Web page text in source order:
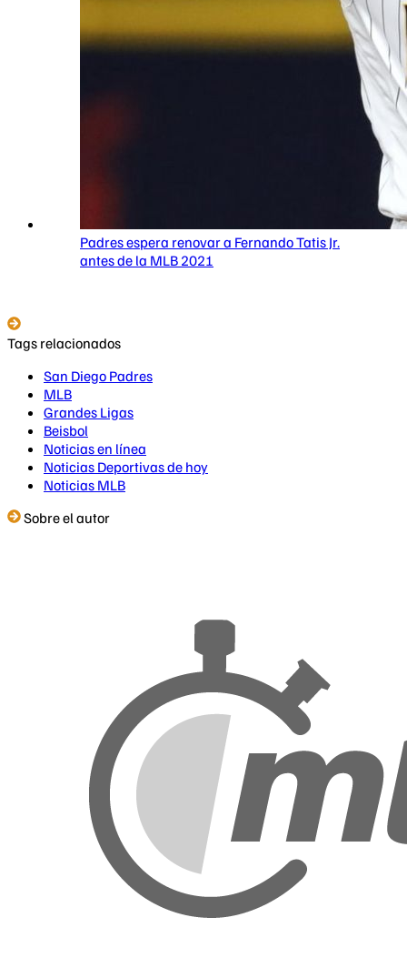
Padres espera renovar a Fernando Tatis Jr.
antes de la MLB 2021
Tags relacionados
San Diego Padres
MLB
Grandes Ligas
Beisbol
Noticias en línea
Noticias Deportivas de hoy
Noticias MLB
Sobre el autor